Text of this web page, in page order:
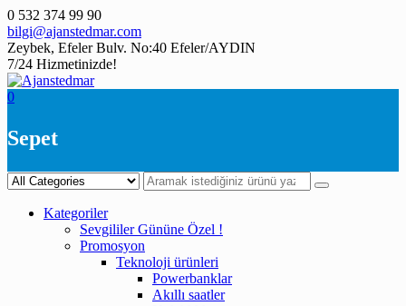
Skip
to
content
0 532 374 99 90
bilgi@ajanstedmar.com
Zeybek, Efeler Bulv. No:40 Efeler/AYDIN
7/24 Hizmetinizde!
0
Sepet
Kategoriler
Sevgililer Gününe Özel !
Promosyon
Teknoloji ürünleri
Powerbanklar
Akıllı saatler